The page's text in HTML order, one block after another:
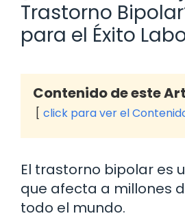
Trastorno
para el Éxito
Contenido de este
click para ver el
El trastorno bipolar es
que afecta a millones
todo el mundo.